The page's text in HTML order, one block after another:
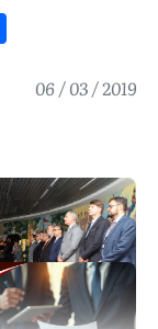
06 / 03 / 2019